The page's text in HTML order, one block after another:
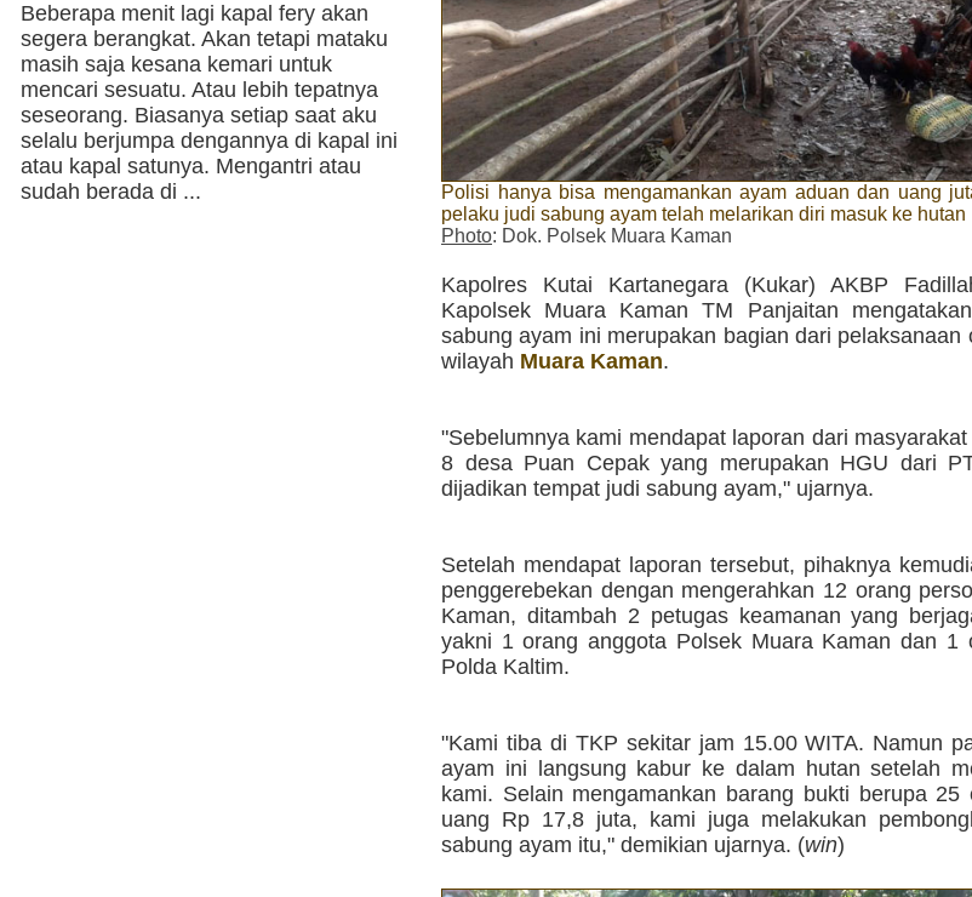
Beberapa menit lagi kapal fery akan
segera berangkat. Akan tetapi mataku
masih saja kesana kemari untuk
mencari sesuatu. Atau lebih tepatnya
seseorang. Biasanya setiap saat aku
selalu berjumpa dengannya di kapal ini
atau kapal satunya. Mengantri atau
sudah berada di ...
Polisi hanya bisa mengamankan ayam aduan dan uang
pelaku judi sabung ayam telah melarikan diri masuk ke hutan
Photo: Dok. Polsek Muara Kaman
Kapolres Kutai Kartanegara (Kukar) AKBP
Kapolsek Muara Kaman TM Panjaitan
sabung ayam ini merupakan bagian dari pelaksanaan
wilayah Muara Kaman.
"Sebelumnya kami mendapat laporan dari
8 desa Puan Cepak yang merupakan HGU dari
dijadikan tempat judi sabung ayam," ujarnya.
Setelah mendapat laporan tersebut, pihaknya
penggerebekan dengan mengerahkan 12 orang
Kaman, ditambah 2 petugas keamanan yang
yakni 1 orang anggota Polsek Muara Kaman dan 1
Polda Kaltim.
"Kami tiba di TKP sekitar jam 15.00 WITA. Namun
ayam ini langsung kabur ke dalam hutan setelah
kami. Selain mengamankan barang bukti berupa
uang Rp 17,8 juta, kami juga melakukan
sabung ayam itu," demikian ujarnya. (win)